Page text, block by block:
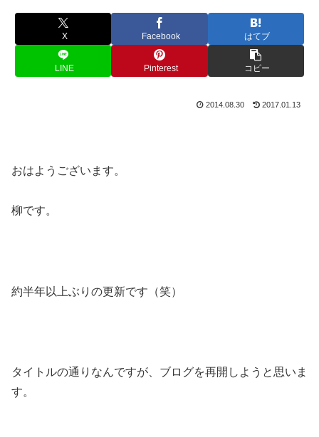
X Facebook はてブ
LINE Pinterest コピー
2014.08.30 2017.01.13
おはようございます。
柳です。
約半年以上ぶりの更新です（笑）
タイトルの通りなんですが、ブログを再開しようと思いま
す。